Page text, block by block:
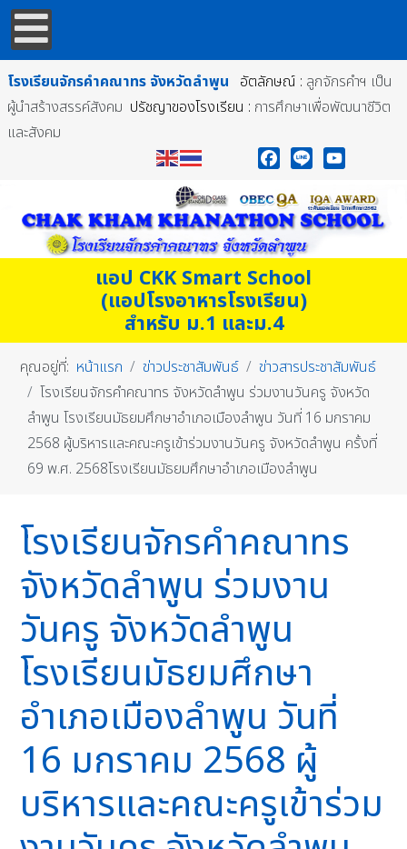
โรงเรียนจักรคำคณาทร จังหวัดลำพูน อัตลักษณ์ : ลูกจักรคำฯ เป็น
ผู้นำสร้างสรรค์สังคม ปรัชญาของโรงเรียน : การศึกษาเพื่อพัฒนาชีวิต
และสังคม
แอป CKK Smart School
(แอปโรงอาหารโรงเรียน)
สำหรับ ม.1 และม.4
คุณอยู่ที่: หน้าแรก ข่าวประชาสัมพันธ์
ข่าวสารประชาสัมพันธ์
โรงเรียนจักรคำคณาทร จังหวัดลำพูน ร่วมงานวันครู จังหวัด
ลำพูน โรงเรียนมัธยมศึกษาอำเภอเมืองลำพูน วันที่ 16 มกราคม
2568 ผู้บริหารและคณะครูเข้าร่วมงานวันครู จังหวัดลำพูน ครั้งที่
69 พ.ศ. 2568โรงเรียนมัธยมศึกษาอำเภอเมืองลำพูน
โรงเรียนจักรคำคณาทร
จังหวัดลำพูน ร่วมงาน
วันครู จังหวัดลำพูน
โรงเรียนมัธยมศึกษา
อำเภอเมืองลำพูน วันที่
16 มกราคม 2568 ผู้
บริหารและคณะครูเข้าร่วม